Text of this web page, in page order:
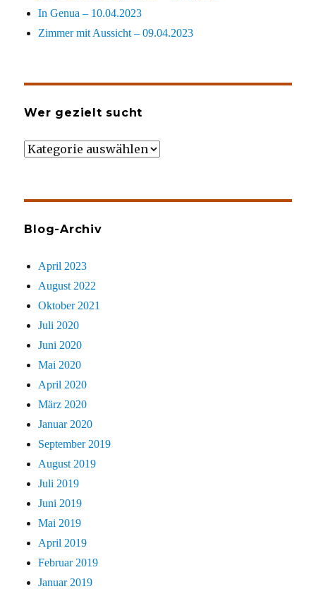
In Genua – 10.04.2023
Zimmer mit Aussicht – 09.04.2023
Wer gezielt sucht
Wer
Blog-Archiv
April 2023
August 2022
Oktober 2021
Juli 2020
Juni 2020
Mai 2020
April 2020
März 2020
Januar 2020
September 2019
August 2019
Juli 2019
Juni 2019
Mai 2019
April 2019
Februar 2019
Januar 2019